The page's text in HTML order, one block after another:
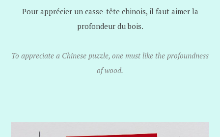
Pour apprécier un casse-tête chinois, il faut aimer la
profondeur du bois.
To appreciate a Chinese puzzle, one must like the profoundness
of wood.